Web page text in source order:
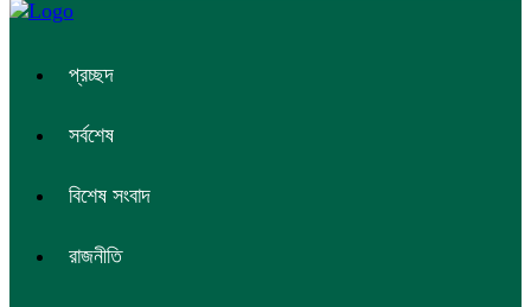
প্রচ্ছদ
সর্বশেষ
বিশেষ সংবাদ
রাজনীতি